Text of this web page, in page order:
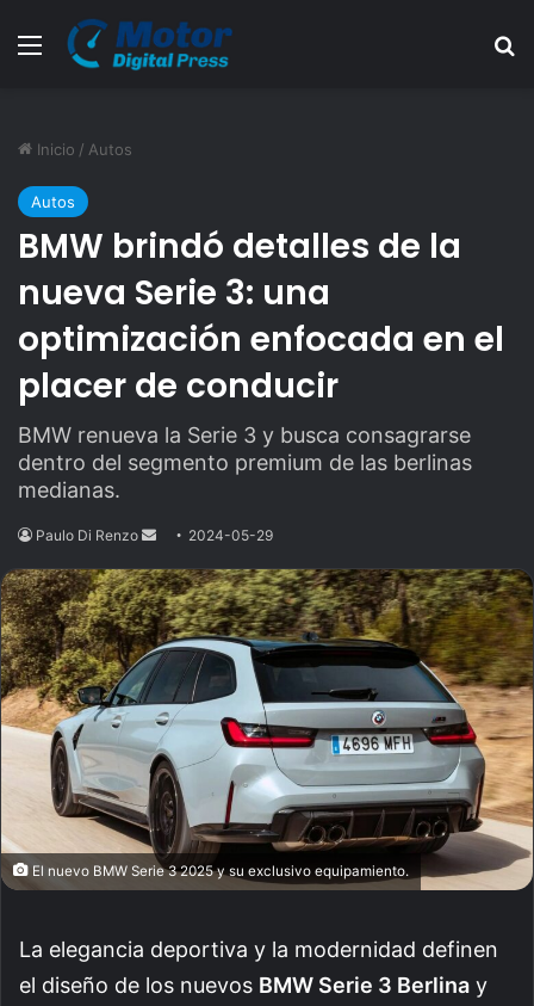
Menú
Inicio / Autos
Autos
BMW brindó detalles de la
nueva Serie 3: una
optimización enfocada en el
placer de conducir
BMW renueva la Serie 3 y busca consagrarse
dentro del segmento premium de las berlinas
medianas.
Paulo Di Renzo
Send
email
2024-05-29
El nuevo BMW Serie 3 2025 y su exclusivo equipamiento.
La elegancia deportiva y la modernidad definen
el diseño de los nuevos BMW Serie 3 Berlina y